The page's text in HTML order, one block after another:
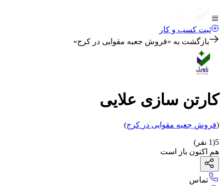
ثبت کسب و کار
بازگشت به «فروش جعبه مقوایی در کرج»
کارتن سازی علایی
(فروش جعبه مقوایی در کرج)
5
(
1 نفر)
هم اکنون باز است
تماس